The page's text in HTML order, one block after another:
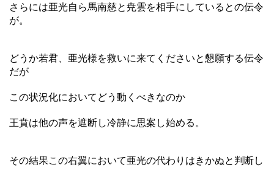
さらには亜光自ら馬南慈と尭雲を相手にしているとの伝令
が。
どうか若君、亜光様を救いに来てくださいと懇願する伝令
だが
この状況化においてどう動くべきなのか
王賁は他の声を遮断し冷静に思案し始める。
その結果この右翼において亜光の代わりはきかぬと判断し